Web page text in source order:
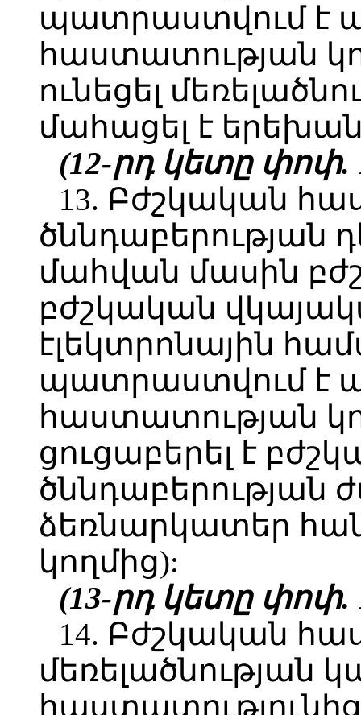
պատրաստվում է
հաստատության
ունեցել
մահացել է
(12-րդ կետը փոփ.
13. Բժշկական
ծննդաբերության
մահվան մասին
բժշկական
էլեկտրոնային
պատրաստվում է
հաստատության
ցուցաբերել է
ձեռնարկատեր
կողմից):
(13-րդ կետը փոփ.
14. Բժշկական
մեռելածնության